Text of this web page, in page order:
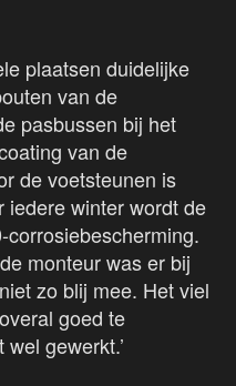
plaatsen duidelijke
van de
pasbussen bij het
van de
de voetsteunen is
iedere winter wordt de
monteur was er bij
zo blij mee. Het viel
goed te
gewerkt.’